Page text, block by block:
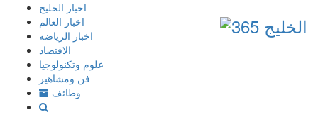
إذهب
المحتوى
اخبار الخليج
اخبار العالم
اخبار الرياضه
الاقتصاد
علوم وتكنولوجيا
فن ومشاهير
وظائف